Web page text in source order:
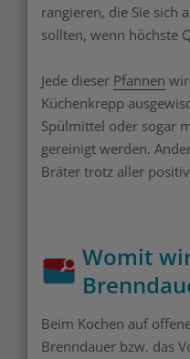
rangieren, die Sie sich
sollten, wenn höchste
Jede dieser Pfannen
Küchenkrepp
Spülmittel oder sogar
gereinigt werden.
Bräter trotz aller
Womit
Beim Kochen auf
Brenndauer bzw. das